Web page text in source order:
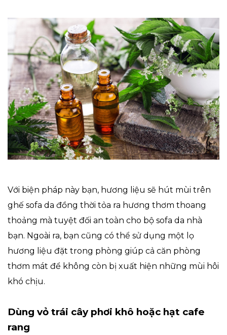
Với biện pháp này bạn, hương liệu sẽ hút mùi trên
ghế sofa da đồng thời tỏa ra hương thơm thoang
thoảng mà tuyệt đối an toàn cho bộ sofa da nhà
bạn. Ngoài ra, bạn cũng có thể sử dụng một lọ
hương liệu đặt trong phòng giúp cả căn phòng
thơm mát để không còn bị xuất hiện những mùi hôi
khó chịu.
Dùng vỏ trái cây phơi khô hoặc hạt cafe
rang